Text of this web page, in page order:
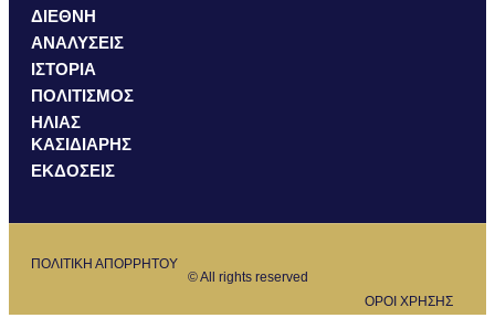
ΔΙΕΘΝΗ
ΑΝΑΛΥΣΕΙΣ
ΙΣΤΟΡΙΑ
ΠΟΛΙΤΙΣΜΟΣ
ΗΛΙΑΣ
ΚΑΣΙΔΙΑΡΗΣ
ΕΚΔΟΣΕΙΣ
ΠΟΛΙΤΙΚΗ ΑΠΟΡΡΗΤΟΥ
© All rights reserved
ΟΡΟΙ ΧΡΗΣΗΣ